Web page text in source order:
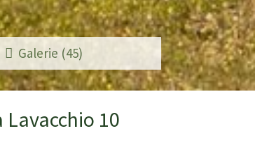
Galerie (45)
Lavacchio 10